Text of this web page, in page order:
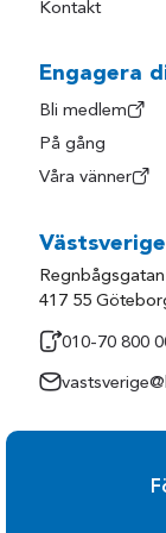
Inom trafiken
Markaryd.
Halland.
Kontakt
Engagera
Bli medlem
På gång
Våra vänner
Västsverige
417 55
010-70 800